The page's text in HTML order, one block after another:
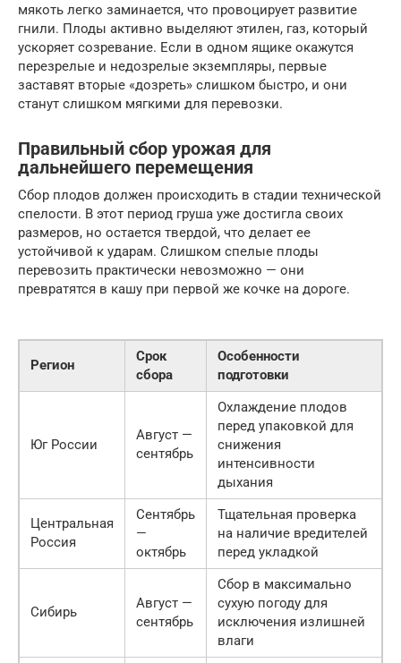
мякоть легко заминается, что провоцирует развитие
гнили. Плоды активно выделяют этилен, газ, который
ускоряет созревание. Если в одном ящике окажутся
перезрелые и недозрелые экземпляры, первые
заставят вторые «дозреть» слишком быстро, и они
станут слишком мягкими для перевозки.
Правильный сбор урожая для
дальнейшего перемещения
Сбор плодов должен происходить в стадии технической
спелости. В этот период груша уже достигла своих
размеров, но остается твердой, что делает ее
устойчивой к ударам. Слишком спелые плоды
перевозить практически невозможно — они
превратятся в кашу при первой же кочке на дороге.
Регион
Срок
сбора
Особенности
подготовки
Юг России
Август —
сентябрь
Охлаждение плодов
перед упаковкой для
снижения
интенсивности
дыхания
Центральная
Россия
Сентябрь
—
октябрь
Тщательная проверка
на наличие вредителей
перед укладкой
Сибирь
Август —
сентябрь
Сбор в максимально
сухую погоду для
исключения излишней
влаги